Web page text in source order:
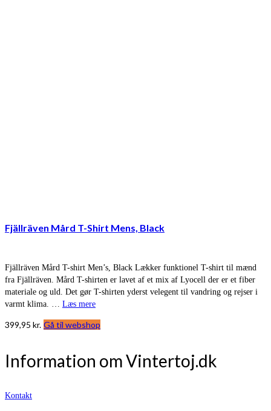
Fjällräven Mård T-Shirt Mens, Black
Fjällräven Mård T-shirt Men’s, Black Lækker funktionel T-shirt til mænd
fra Fjällräven. Mård T-shirten er lavet af et mix af Lyocell der er et fiber
materiale og uld. Det gør T-shirten yderst velegent til vandring og rejser i
varmt klima. … Læs mere
399,95 kr. Gå til webshop
Information om Vintertoj.dk
Kontakt